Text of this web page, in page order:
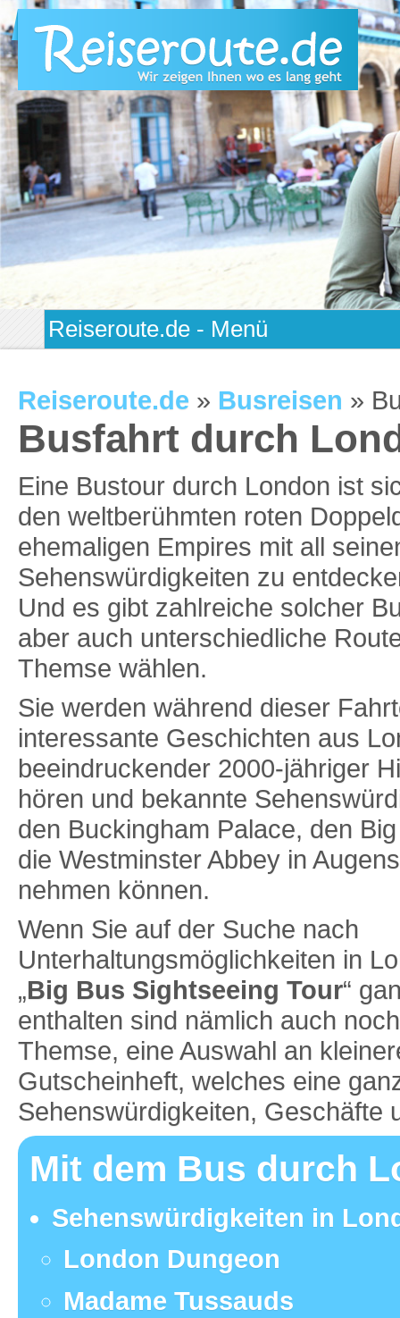
Reiseroute.de » Busreisen »
Busfahrt durch
Eine Bustour durch London ist
den weltberühmten roten
ehemaligen Empires mit all
Sehenswürdigkeiten zu
Und es gibt zahlreiche solcher
aber auch unterschiedliche
Themse wählen.
Sie werden während dieser
interessante Geschichten aus
beeindruckender 2000-jähriger
hören und bekannte
den Buckingham Palace, den
die Westminster Abbey in
nehmen können.
Wenn Sie auf der Suche nach
Unterhaltungsmöglichkeiten in
„Big Bus Sightseeing Tour“
enthalten sind nämlich auch
Themse, eine Auswahl an
Gutscheinheft, welches eine
Sehenswürdigkeiten, Geschäfte
Mit dem Bus durch
Sehenswürdigkeiten in
London Dungeon
Madame Tussauds